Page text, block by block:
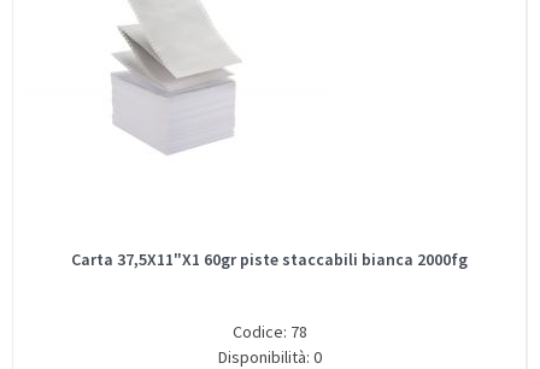
Carta 37,5X11"X1 60gr piste staccabili bianca 2000fg
Codice: 78
Disponibilità: 0